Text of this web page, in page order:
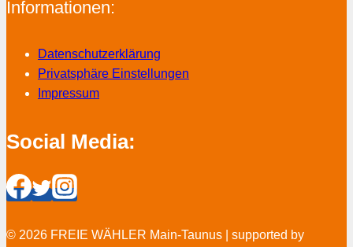
Informationen:
Datenschutzerklärung
Privatsphäre Einstellungen
Impressum
Social Media:
© 2026 FREIE WÄHLER Main-Taunus | supported by